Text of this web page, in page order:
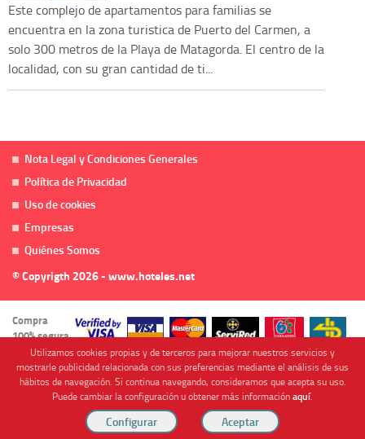
Este complejo de apartamentos para familias se
encuentra en la zona turistica de Puerto del Carmen, a
solo 300 metros de la Playa de Matagorda. El centro de la
localidad, con su gran cantidad de ti...
Nota Legal y Condiciones Generales
Política de Privacidad
Uso de cookies
Empresas
Quiénes Somos
© Copyrigth 2026 - www.hoteles.net
Compra
100% segura
Cofinanciado por
Utilizamos cookies propias y de terceros para mejorar nuestros servicios y
mostrarle publicidad relacionada con sus preferencias mediante el análisis de sus
hábitos de navegación. Si continua navegando, consideramos que acepta su uso.
Puede cambiar la configuración u obtener más informaciónaquí.